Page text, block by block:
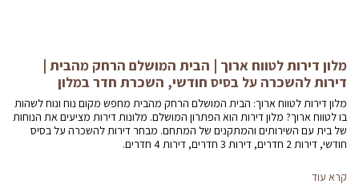
מלון דירות לטווח ארוך | הבית המושלם הרחק מהבית |
דירות להשכרה על בסיס חודשי, השכרת חדר במלון
מלון דירות לטווח ארוך: הבית המושלם הרחק מהבית מחפש מקום נוח ונוח לשהות
בו לטווח ארוך? מלון דירות הוא הפתרון המושלם. מלונות דירות מציעים את הנוחות
של בית עם השירותים והמתקנים של המתחם. מבחר דירות להשכרה על בסיס
חודשי, דירות 2 חדרים, דירות 3 חדרים, דירות 4 חדרים.
קרא עוד